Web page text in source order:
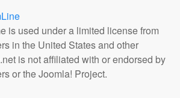
is used under a limited license from
in the United States and other
is not affiliated with or endorsed by
or the Joomla! Project.